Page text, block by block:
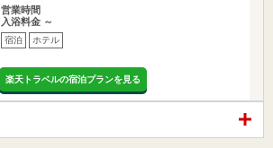
営業時間
入浴料金 ～
宿泊 ホテル
楽天トラベルの宿泊プランを見る